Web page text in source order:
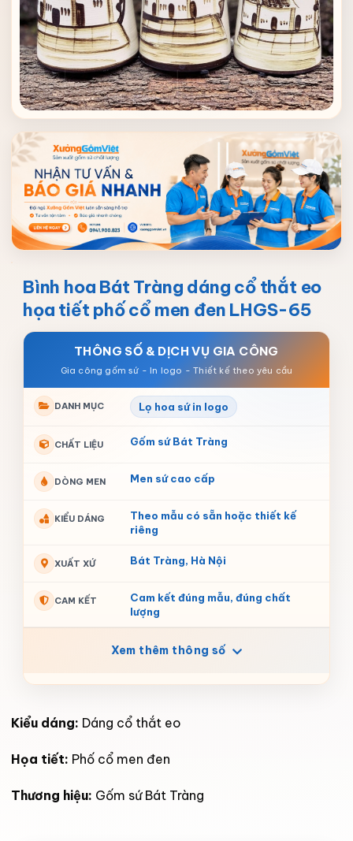
Bình hoa Bát Tràng dáng cổ thắt eo
họa tiết phố cổ men đen LHGS-65
THÔNG SỐ & DỊCH VỤ GIA CÔNG
DANH MỤC Lọ hoa sứ in logo
CHẤT LIỆU Gốm sứ Bát Tràng
DÒNG MEN Men sứ cao cấp
KIỂU DÁNG
Theo mẫu có sẵn hoặc thiết kế
riêng
XUẤT XỨ Bát Tràng, Hà Nội
CAM KẾT
Cam kết đúng mẫu, đúng chất
lượng
Xem thêm thông số
Kiểu dáng: Dáng cổ thắt eo
Họa tiết: Phố cổ men đen
Thương hiệu: Gốm sứ Bát Tràng